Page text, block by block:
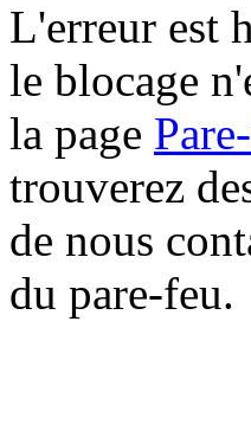
L'erreur est
le blocage
la page
trouverez
de nous
du pare-feu.